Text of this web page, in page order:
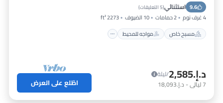
9.6 استثنائي(5 التعليقات )
4 غرف نوم 2 حمامات 10 الضيوف
2273 ft²
مسبح خاص
مواجه للمحيط
مسبح
د.إ.‏2,585
/ليلة
7ليالي- د.إ.‏18,093 اطّلع على العرض